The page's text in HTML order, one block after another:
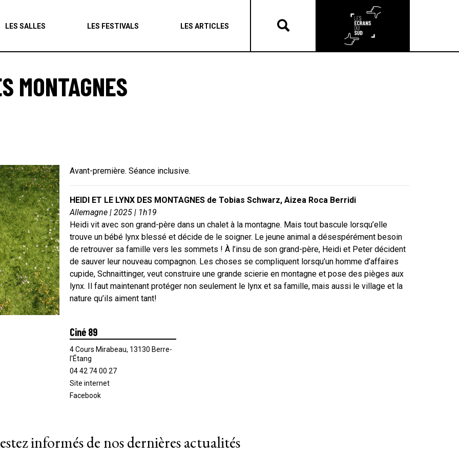
LES SALLES LES FESTIVALS LES ARTICLES
Les articles
MONTAGNES
Avant-première. Séance inclusive.
HEIDI ET LE LYNX DES MONTAGNES de Tobias Schwarz, Aizea Roca Berridi
Allemagne | 2025 | 1h19
Heidi vit avec son grand-père dans un chalet à la montagne. Mais tout bascule lorsqu’elle
trouve un bébé lynx blessé et décide de le soigner. Le jeune animal a désespérément besoin
de retrouver sa famille vers les sommets ! À l’insu de son grand-père, Heidi et Peter décident
de sauver leur nouveau compagnon. Les choses se compliquent lorsqu’un homme d’affaires
cupide, Schnaittinger, veut construire une grande scierie en montagne et pose des pièges aux
lynx. Il faut maintenant protéger non seulement le lynx et sa famille, mais aussi le village et la
nature qu’ils aiment tant!
Ciné 89
4 Cours Mirabeau, 13130 Berre-
l'Étang
04 42 74 00 27
Site internet
Facebook
informés de nos dernières actualités